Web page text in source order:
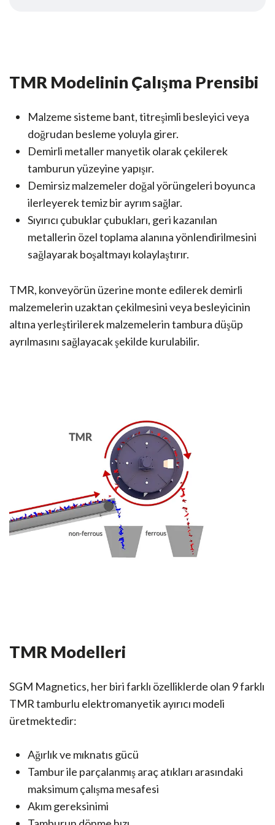
TMR Modelinin Çalışma Prensibi
Malzeme sisteme bant, titreşimli besleyici veya
doğrudan besleme yoluyla girer.
Demirli metaller manyetik olarak çekilerek
tamburun yüzeyine yapışır.
Demirsiz malzemeler doğal yörüngeleri boyunca
ilerleyerek temiz bir ayrım sağlar.
Sıyırıcı çubuklar çubukları, geri kazanılan
metallerin özel toplama alanına yönlendirilmesini
sağlayarak boşaltmayı kolaylaştırır.
TMR, konveyörün üzerine monte edilerek demirli
malzemelerin uzaktan çekilmesini veya besleyicinin
altına yerleştirilerek malzemelerin tambura düşüp
ayrılmasını sağlayacak şekilde kurulabilir.
TMR Modelleri
SGM Magnetics, her biri farklı özelliklerde olan 9 farklı
TMR tamburlu elektromanyetik ayırıcı modeli
üretmektedir:
Ağırlık ve mıknatıs gücü
Tambur ile parçalanmış araç atıkları arasındaki
maksimum çalışma mesafesi
Akım gereksinimi